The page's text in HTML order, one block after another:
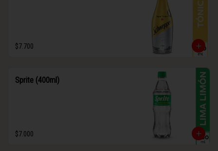
$7.700
Sprite (400ml)
$7.000